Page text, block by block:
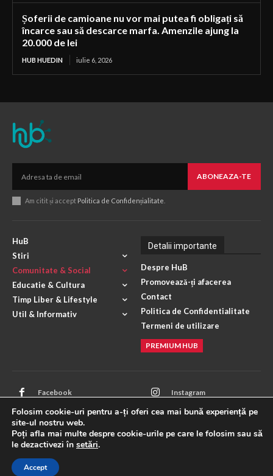
Șoferii de camioane nu vor mai putea fi obligați să
încarce sau să descarce marfa. Amenzile ajung la
20.000 de lei
HUB HUEDIN iulie 6, 2026
ABONEAZA-TE
Am citit și accept Politica de Confidențialitate
HuB
Stiri
Comunitate & Social
Educatie & Cultura
Timp Liber & Lifestyle
Util & Informativ
Detalii importante
Despre HuB
Promovează-ți afacerea
Contact
Politica de Confidentialitate
Termeni de utilizare
PREMIUM HUB
Facebook Instagram
Mail X
WhatsApp ANPC
© HuB Orasul Huedin. Creat de
Folosim cookie-uri pentru a-ți oferi cea mai bună experiență pe
site-ul nostru web.
Poți afla mai multe despre cookie-urile pe care le folosim sau să
le dezactivezi în setări.
Accept